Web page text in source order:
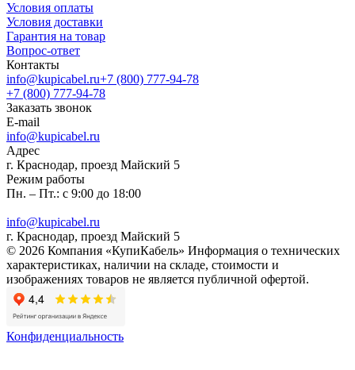
Условия оплаты
Условия доставки
Гарантия на товар
Вопрос-ответ
Контакты
info@kupicabel.ru+7 (800) 777-94-78
+7 (800) 777-94-78
Заказать звонок
E-mail
info@kupicabel.ru
Адрес
г. Краснодар, проезд Майский 5
Режим работы
Пн. – Пт.: с 9:00 до 18:00
info@kupicabel.ru
г. Краснодар, проезд Майский 5
© 2026 Компания «КупиКабель» Информация о технических
характеристиках, наличии на складе, стоимости и
изображениях товаров не является публичной офертой.
Конфиденциальность